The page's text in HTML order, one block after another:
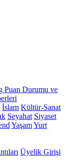
Puan Durumu ve
İslam Kültür-Sanat
Seyahat Siyaset
YaşamYurt
Üyelik Girişi